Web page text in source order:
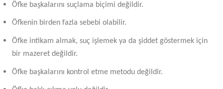
Öfke başkalarını suçlama biçimi değildir.
Öfkenin birden fazla sebebi olabilir.
Öfke intikam almak, suç işlemek ya da şiddet göstermek için
bir mazeret değildir.
Öfke başkalarını kontrol etme metodu değildir.